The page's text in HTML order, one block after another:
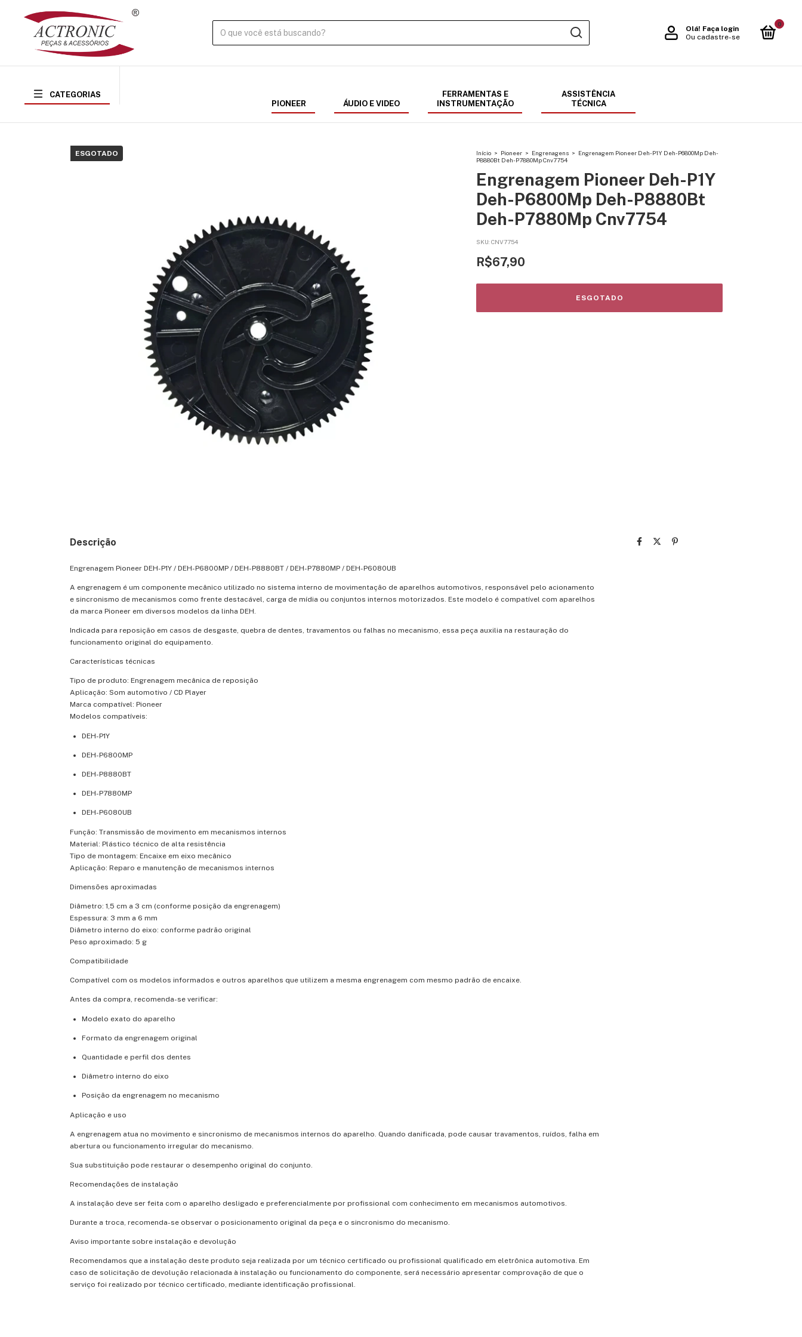
Olá! Faça login
Ou cadastre-se
0
CATEGORIAS
PIONEER
ÁUDIO E VIDEO
FERRAMENTAS E
INSTRUMENTAÇÃO
ASSISTÊNCIA
TÉCNICA
ESGOTADO Início > Pioneer > Engrenagens > Engrenagem Pioneer Deh-P1Y Deh-P6800Mp Deh-
P8880Bt Deh-P7880Mp Cnv7754
Engrenagem Pioneer Deh-P1Y
Deh-P6800Mp Deh-P8880Bt
Deh-P7880Mp Cnv7754
SKU: CNV7754
R$67,90
Descrição
Engrenagem Pioneer DEH-P1Y / DEH-P6800MP / DEH-P8880BT / DEH-P7880MP / DEH-P6080UB
A engrenagem é um componente mecânico utilizado no sistema interno de movimentação de aparelhos automotivos, responsável pelo acionamento
e sincronismo de mecanismos como frente destacável, carga de mídia ou conjuntos internos motorizados. Este modelo é compatível com aparelhos
da marca Pioneer em diversos modelos da linha DEH.
Indicada para reposição em casos de desgaste, quebra de dentes, travamentos ou falhas no mecanismo, essa peça auxilia na restauração do
funcionamento original do equipamento.
Características técnicas
Tipo de produto: Engrenagem mecânica de reposição
Aplicação: Som automotivo / CD Player
Marca compatível: Pioneer
Modelos compatíveis:
DEH-P1Y
DEH-P6800MP
DEH-P8880BT
DEH-P7880MP
DEH-P6080UB
Função: Transmissão de movimento em mecanismos internos
Material: Plástico técnico de alta resistência
Tipo de montagem: Encaixe em eixo mecânico
Aplicação: Reparo e manutenção de mecanismos internos
Dimensões aproximadas
Diâmetro: 1,5 cm a 3 cm (conforme posição da engrenagem)
Espessura: 3 mm a 6 mm
Diâmetro interno do eixo: conforme padrão original
Peso aproximado: 5 g
Compatibilidade
Compatível com os modelos informados e outros aparelhos que utilizem a mesma engrenagem com mesmo padrão de encaixe.
Antes da compra, recomenda-se verificar:
Modelo exato do aparelho
Formato da engrenagem original
Quantidade e perfil dos dentes
Diâmetro interno do eixo
Posição da engrenagem no mecanismo
Aplicação e uso
A engrenagem atua no movimento e sincronismo de mecanismos internos do aparelho. Quando danificada, pode causar travamentos, ruídos, falha em
abertura ou funcionamento irregular do mecanismo.
Sua substituição pode restaurar o desempenho original do conjunto.
Recomendações de instalação
A instalação deve ser feita com o aparelho desligado e preferencialmente por profissional com conhecimento em mecanismos automotivos.
Durante a troca, recomenda-se observar o posicionamento original da peça e o sincronismo do mecanismo.
Aviso importante sobre instalação e devolução
Recomendamos que a instalação deste produto seja realizada por um técnico certificado ou profissional qualificado em eletrônica automotiva. Em
caso de solicitação de devolução relacionada à instalação ou funcionamento do componente, será necessário apresentar comprovação de que o
serviço foi realizado por técnico certificado, mediante identificação profissional.